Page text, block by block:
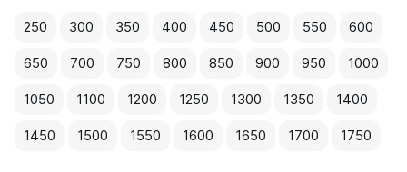
250 300 350 400 450 500 550 600
650 700 750 800 850 900 950 1000
1050 1100 1200 1250 1300 1350 1400
1450 1500 1550 1600 1650 1700 1750